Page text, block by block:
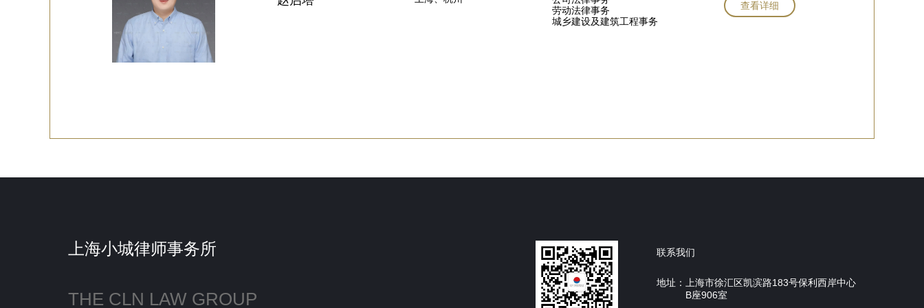
劳动法律事务
城乡建设及建筑工程事务
查看详细
联系我们
地址：
上海市徐汇区凯滨路183号保利西岸中心
B座906室
上海小城律师事务所
THE CLN LAW GROUP